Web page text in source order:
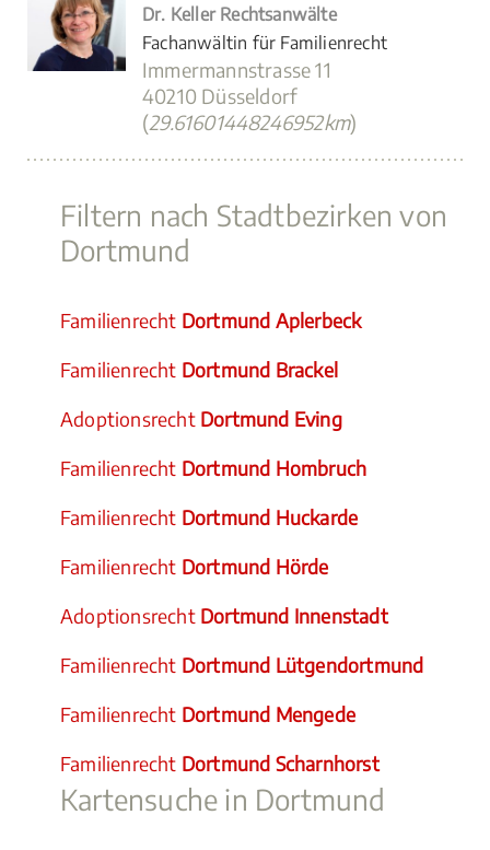
Dr. Keller Rechtsanwälte
Fachanwältin für Familienrecht
Immermannstrasse 11
40210 Düsseldorf
(29.61601448246952km)
Filtern nach Stadtbezirken von
Dortmund
Familienrecht Dortmund Aplerbeck
Familienrecht Dortmund Brackel
Adoptionsrecht Dortmund Eving
Familienrecht Dortmund Hombruch
Familienrecht Dortmund Huckarde
Familienrecht Dortmund Hörde
Adoptionsrecht Dortmund Innenstadt
Familienrecht Dortmund Lütgendortmund
Familienrecht Dortmund Mengede
Familienrecht Dortmund Scharnhorst
Kartensuche in Dortmund